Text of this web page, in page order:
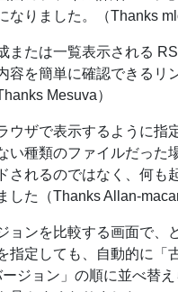
なりました。（Thanks
または一覧表示される
容を簡単に確認できるリ
Mesuva）
ウザで表示するように指
い種類のファイルだった
されるのではなく、何も
した（Thanks Allan-
ョンを比較する画面で、
指定しても、自動的に「
ジョン」の順に並べ替